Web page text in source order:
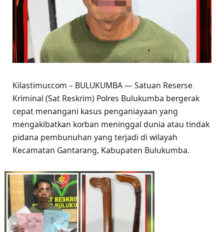
Kilastimur.com – BULUKUMBA — Satuan Reserse
Kriminal (Sat Reskrim) Polres Bulukumba bergerak
cepat menangani kasus penganiayaan yang
mengakibatkan korban meninggal dunia atau tindak
pidana pembunuhan yang terjadi di wilayah
Kecamatan Gantarang, Kabupaten Bulukumba.